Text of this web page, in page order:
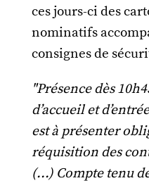
ces jours-ci des
nominatifs
consignes de
"Présence dès
d’accueil et
est à présenter
réquisition des
(...) Compte tenu